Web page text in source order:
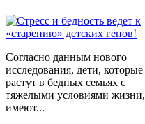
Согласно данным нового
исследования, дети, которые
растут в бедных семьях с
тяжелыми условиями жизни,
имеют...